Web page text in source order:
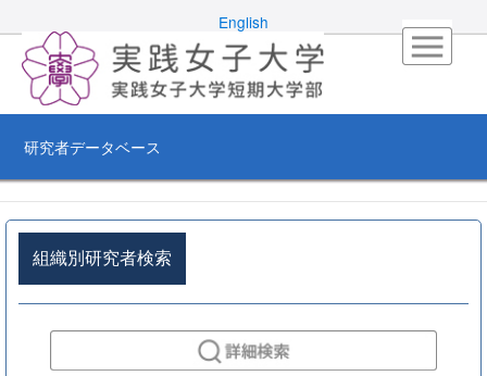
English
研究者データベース
組織別研究者検索